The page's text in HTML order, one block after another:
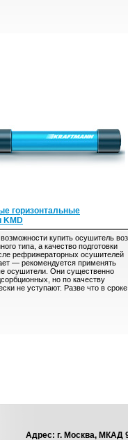
горизонтальные
KMD
купить осушитель
типа, а качество подготовки
рефрижераторных осушителей
— рекомендуется применять
осушители. Они существенно
но по качеству
не уступают. Разве что в сроке
Адрес: г. Москва, МКАД